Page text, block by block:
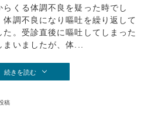
くる体調不良を疑った時でし
調不良になり嘔吐を繰り返して
。受診直後に嘔吐してしまった
いましたが、体...
続きを読む
稿